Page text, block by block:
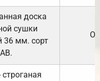
доска
сушки
36 мм. сорт
АВ.